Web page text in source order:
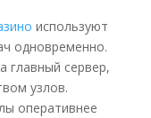
используют
одновременно.
главный сервер,
узлов.
оперативнее